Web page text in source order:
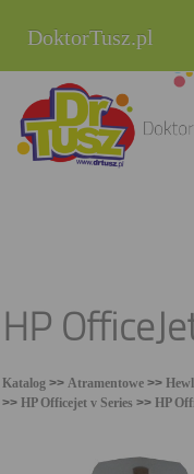
DoktorTusz.pl
tel. 857 337 337
Strona główna
Sklep internetowy
HP
Katalog >> Atramentowe >>
>> HP Officejet v Series >> HP